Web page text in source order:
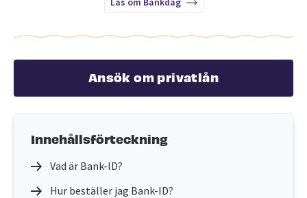
Ansök om privatlån
Innehållsförteckning
Vad är Bank-ID?
Hur beställer jag Bank-ID?